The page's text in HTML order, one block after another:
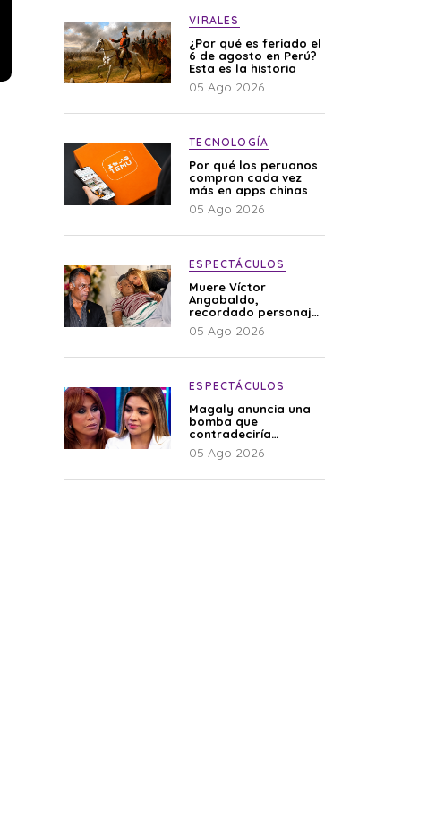
VIRALES
¿Por qué es feriado el
6 de agosto en Perú?
Esta es la historia
05 Ago 2026
TECNOLOGÍA
Por qué los peruanos
compran cada vez
más en apps chinas
05 Ago 2026
ESPECTÁCULOS
Muere Víctor
Angobaldo,
recordado personaje
de la farándula y
expareja de Shirley
05 Ago 2026
ESPECTÁCULOS
Magaly anuncia una
bomba que
contradeciría
comunicado de La
Bella Luz: “Hay un
05 Ago 2026